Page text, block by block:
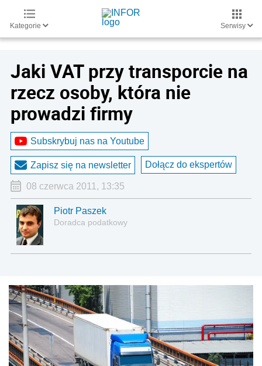
Kategorie Serwisy
Jaki VAT przy transporcie na
rzecz osoby, która nie
prowadzi firmy
Subskrybuj nas na Youtube
Zapisz się na newsletter Dołącz do ekspertów
08 czerwca 2011, 13:35
Piotr Paszek
Doradca podatkowy